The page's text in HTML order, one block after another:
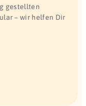
gestellten
– wir helfen Dir